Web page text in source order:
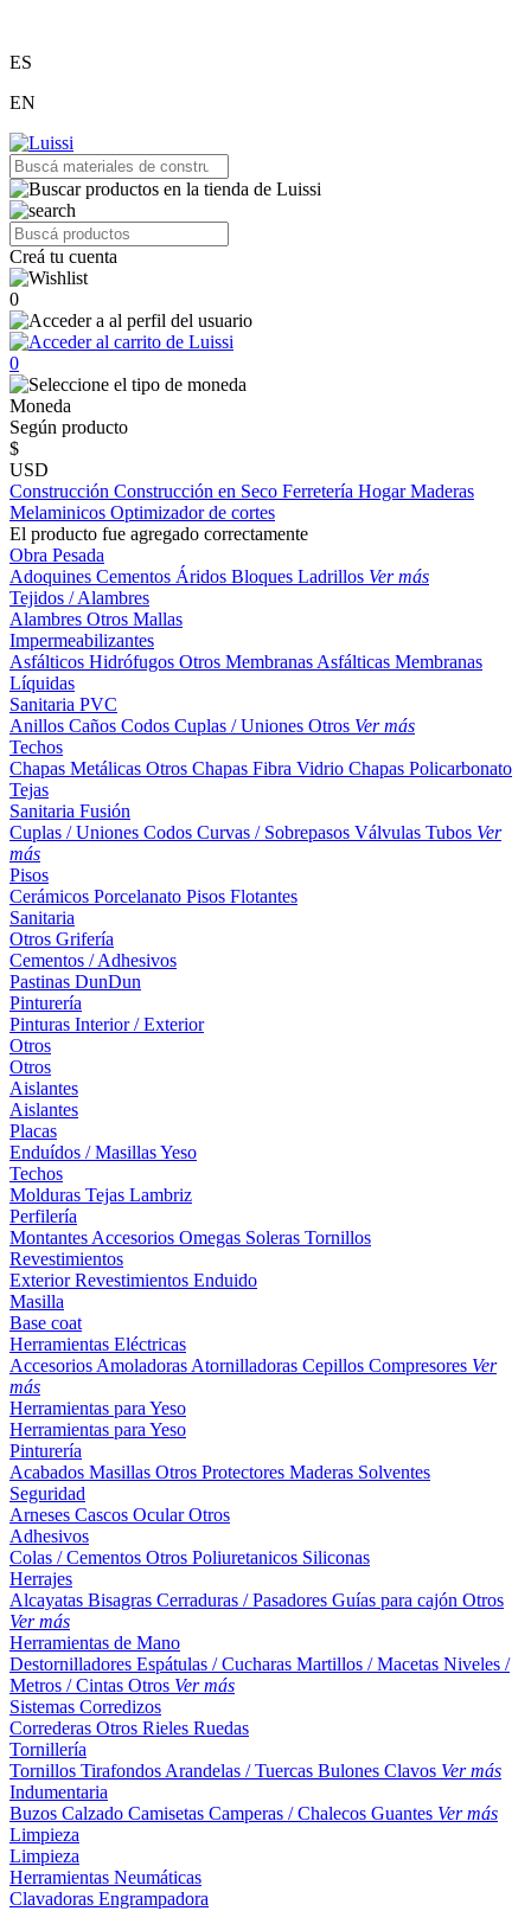
ES
EN
Creá tu cuenta
0
0
Moneda
Según producto
$
USD
Construcción Construcción en Seco Ferretería HogarMaderas
Melaminicos Optimizador de cortes
El producto fue agregado correctamente
Obra Pesada
Adoquines Cementos Áridos Bloques Ladrillos Ver más
Tejidos / Alambres
Alambres Otros Mallas
Impermeabilizantes
Asfálticos Hidrófugos Otros Membranas Asfálticas Membranas
Líquidas
Sanitaria PVC
Anillos Caños Codos Cuplas / Uniones Otros Ver más
Techos
Chapas Metálicas Otros Chapas Fibra Vidrio Chapas Policarbonato
Tejas
Sanitaria Fusión
Cuplas / Uniones Codos Curvas / Sobrepasos Válvulas Tubos Ver
más
Pisos
Cerámicos Porcelanato Pisos Flotantes
Sanitaria
Otros Grifería
Cementos / Adhesivos
Pastinas DunDun
Pinturería
Pinturas Interior / Exterior
Otros
Otros
Aislantes
Aislantes
Placas
Enduídos / MasillasYeso
Techos
Molduras Tejas Lambriz
Perfilería
Montantes Accesorios Omegas Soleras Tornillos
Revestimientos
ExteriorRevestimientos Enduido
Masilla
Base coat
Herramientas Eléctricas
Accesorios Amoladoras Atornilladoras Cepillos Compresores Ver
más
Herramientas para Yeso
Herramientas para Yeso
Pinturería
Acabados Masillas Otros Protectores Maderas Solventes
Seguridad
Arneses Cascos OcularOtros
Adhesivos
Colas / Cementos Otros Poliuretanicos Siliconas
Herrajes
Alcayatas Bisagras Cerraduras / Pasadores Guías para cajón Otros
Ver más
Herramientas de Mano
Destornilladores Espátulas / Cucharas Martillos / Macetas Niveles /
Metros / Cintas Otros Ver más
Sistemas Corredizos
Correderas Otros Rieles Ruedas
Tornillería
Tornillos Tirafondos Arandelas / Tuercas Bulones Clavos Ver más
Indumentaria
Buzos Calzado Camisetas Camperas / Chalecos Guantes Ver más
Limpieza
Limpieza
Herramientas Neumáticas
Clavadoras Engrampadora